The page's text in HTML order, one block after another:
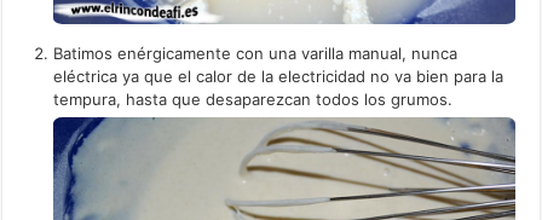
Batimos enérgicamente con una varilla manual, nunca
eléctrica ya que el calor de la electricidad no va bien para la
tempura, hasta que desaparezcan todos los grumos.